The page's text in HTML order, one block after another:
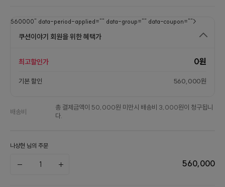
560000" data-period-applied="" data-group="" data-coupon="">
쿠션이야기 회원을 위한 혜택가
최고할인가 0원
기본 할인 560,000원
배송비
총 결제금액이 50,000원 미만시 배송비 3,000원이 청구됩니
다.
나상현 님의 주문
560,000